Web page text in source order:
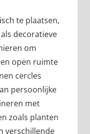
te plaatsen,
decoratieve
om
open ruimte
cercles
persoonlijke
met
zoals planten
verschillende